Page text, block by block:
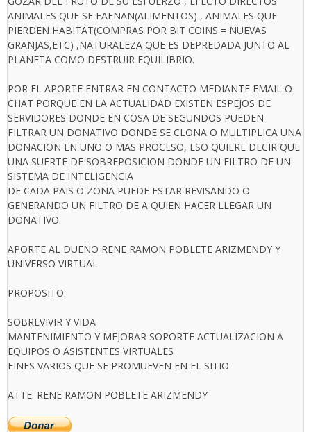
ANIMALES QUE SE FAENAN(ALIMENTOS) , ANIMALES QUE
PIERDEN HABITAT(COMPRAS POR BIT COINS = NUEVAS
GRANJAS,ETC) ,NATURALEZA QUE ES DEPREDADA JUNTO AL
PLANETA COMO DESTRUIR EQUILIBRIO.
POR EL APORTE ENTRAR EN CONTACTO MEDIANTE EMAIL O
CHAT PORQUE EN LA ACTUALIDAD EXISTEN ESPEJOS DE
SERVIDORES DONDE EN COSA DE SEGUNDOS PUEDEN
FILTRAR UN DONATIVO DONDE SE CLONA O MULTIPLICA UNA
DONACION EN UNO O MAS PROCESO, ESO QUIERE DECIR QUE
UNA SUERTE DE SOBREPOSICION DONDE UN FILTRO DE UN
SISTEMA DE INTELIGENCIA
DE CADA PAIS O ZONA PUEDE ESTAR REVISANDO O
GENERANDO UN FILTRO DE A QUIEN HACER LLEGAR UN
DONATIVO.
APORTE AL DUEÑO RENE RAMON POBLETE ARIZMENDY Y
UNIVERSO VIRTUAL
PROPOSITO:
SOBREVIVIR Y VIDA
MANTENIMIENTO Y MEJORAR SOPORTE ACTUALIZACION A
EQUIPOS O ASISTENTES VIRTUALES
FINES VARIOS QUE SE PROMUEVEN EN EL SITIO
ATTE: RENE RAMON POBLETE ARIZMENDY